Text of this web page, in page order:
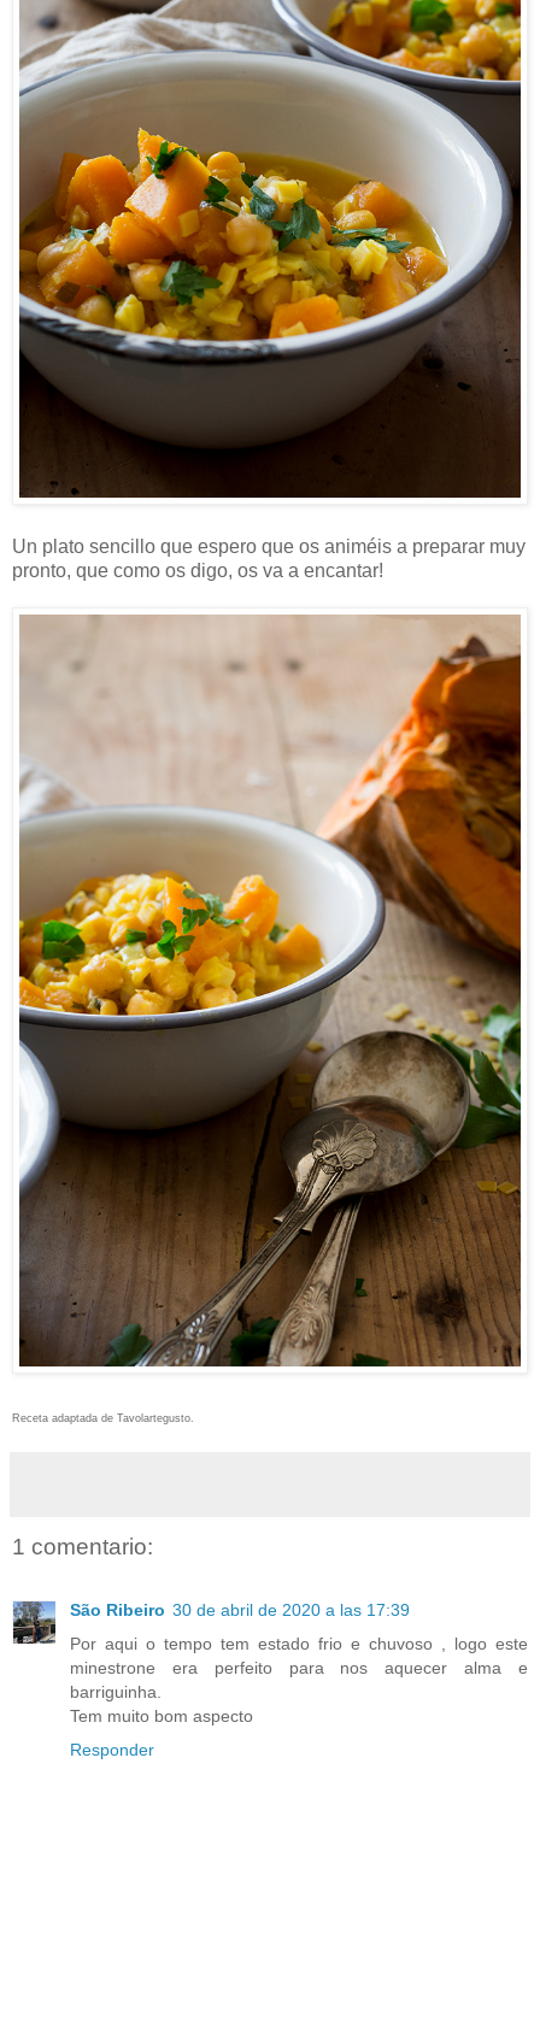
Un plato sencillo que espero que os animéis a preparar muy
pronto, que como os digo, os va a encantar!
Receta adaptada de Tavolartegusto.
1 comentario:
São Ribeiro 30 de abril de 2020 a las 17:39
Por aqui o tempo tem estado frio e chuvoso , logo este
minestrone era perfeito para nos aquecer alma e
barriguinha.
Tem muito bom aspecto
Responder